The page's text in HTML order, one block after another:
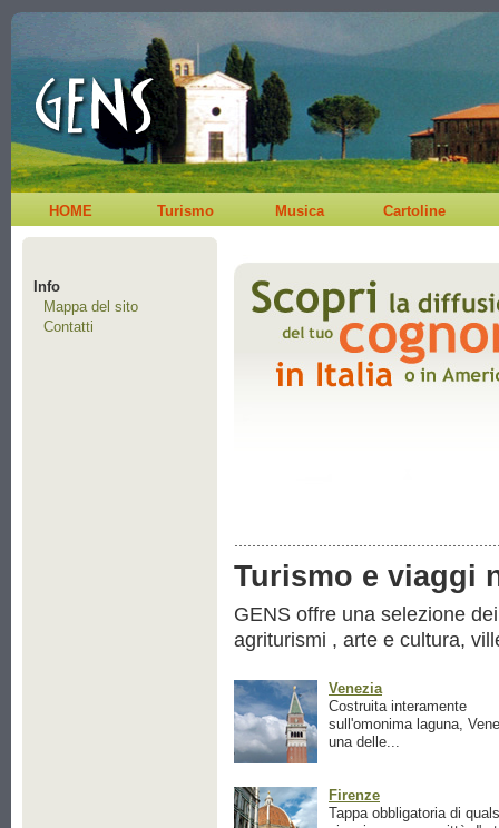
HOME Turismo Musica Cartoline
Info
Mappa del sito
Contatti
Turismo e viaggi
GENS offre una selezione
agriturismi , arte e cultura,
Venezia
Costruita interamente
sull'omonima laguna,
una delle...
Firenze
Tappa obbligatoria di